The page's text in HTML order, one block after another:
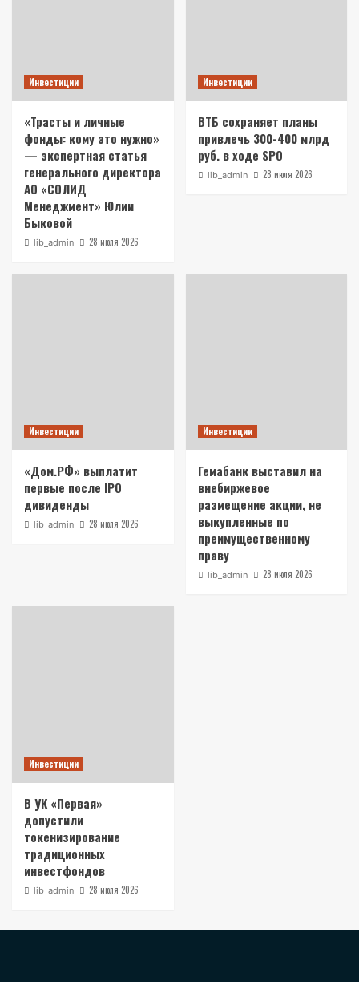
Инвестиции
«Трасты и личные
фонды: кому это нужно»
— экспертная статья
генерального директора
АО «СОЛИД
Менеджмент» Юлии
Быковой
lib_admin 28 июля 2026
Инвестиции
ВТБ сохраняет планы
привлечь 300-400 млрд
руб. в ходе SPO
lib_admin 28 июля 2026
Инвестиции
«Дом.РФ» выплатит
первые после IPO
дивиденды
lib_admin 28 июля 2026
Инвестиции
Гемабанк выставил на
внебиржевое
размещение акции, не
выкупленные по
преимущественному
праву
lib_admin 28 июля 2026
Инвестиции
В УК «Первая»
допустили
токенизирование
традиционных
инвестфондов
lib_admin 28 июля 2026